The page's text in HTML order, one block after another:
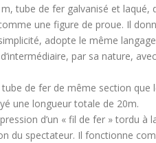
tube de fer galvanisé et laqué,
une figure de proue. Il
adopte le même
par sa nature,
de fer de même section que
une longueur totale de 20m.
d’un « fil de fer » tordu
du spectateur. Il fonctionne